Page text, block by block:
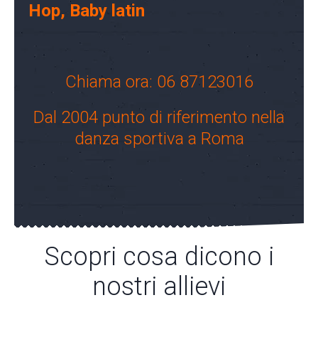
Hop, Baby latin
Chiama ora: 06 87123016
Dal 2004 punto di riferimento nella
danza sportiva a Roma
Scopri cosa dicono i
nostri allievi